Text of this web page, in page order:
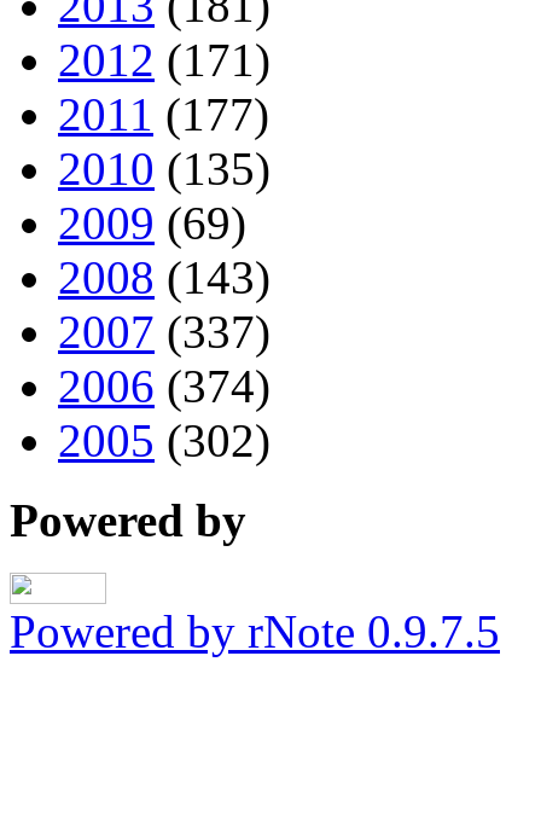
2012 (171)
2011 (177)
2010 (135)
2009 (69)
2008 (143)
2007 (337)
2006 (374)
2005 (302)
Powered by
Powered by rNote 0.9.7.5